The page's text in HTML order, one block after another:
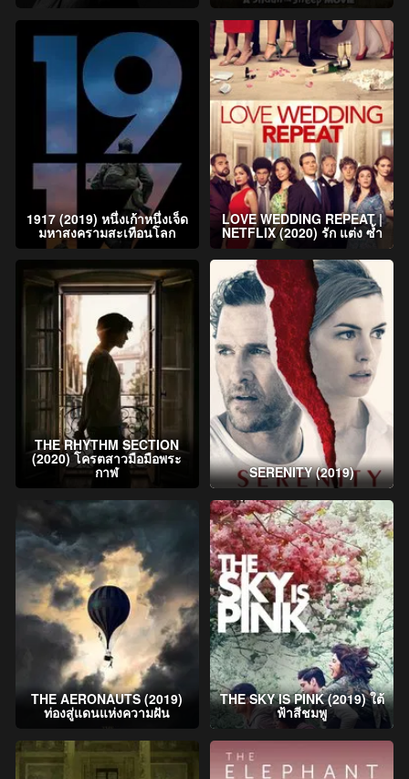
1917 (2019) หนึ่งเก้าหนึ่งเจ็ด
มหาสงครามสะเทือนโลก
LOVE WEDDING REPEAT |
NETFLIX (2020) รัก แต่ง ซ้ำ
THE RHYTHM SECTION
(2020) โครตสาวมือมือพระ
กาฬ SERENITY (2019)
THE AERONAUTS (2019)
ท่องสู่แดนแห่งความฝัน
THE SKY IS PINK (2019) ใต้
ฟ้าสีชมพู